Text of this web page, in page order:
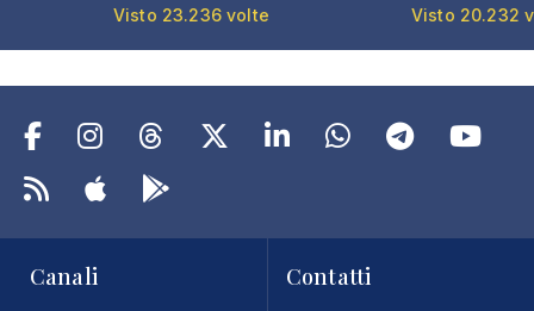
Visto 23.236 volte Visto 20.232
Canali Contatti